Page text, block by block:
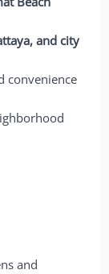
and city
convenience
and